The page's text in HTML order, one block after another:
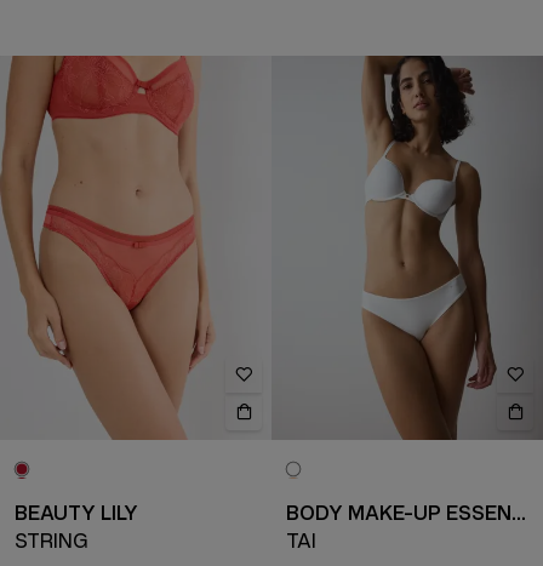
BEAUTY LILY
STRING
BODY MAKE-UP ESSENTIALS
TAI